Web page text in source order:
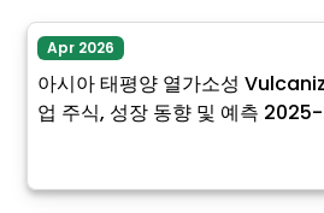
Apr 2026
아시아 태평양 열가소성
업 주식, 성장 동향 및 예측